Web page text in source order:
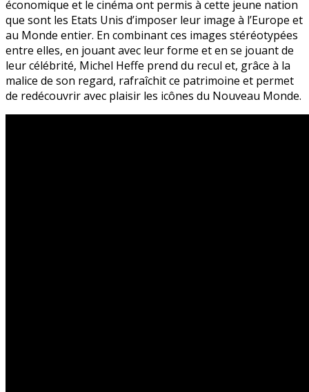
économique et le cinéma ont permis à cette jeune nation
que sont les Etats Unis d’imposer leur image à l’Europe et
au Monde entier. En combinant ces images stéréotypées
entre elles, en jouant avec leur forme et en se jouant de
leur célébrité, Michel Heffe prend du recul et, grâce à la
malice de son regard, rafraîchit ce patrimoine et permet
de redécouvrir avec plaisir les icônes du Nouveau Monde.